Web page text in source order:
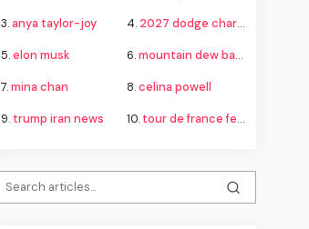
3.anya taylor-joy 4. 2027 dodge charger super bee
5.elon musk 6.mountain dew baja leo release
7.mina chan 8.celina powell
9. trump iran news 10. tour de france femmes